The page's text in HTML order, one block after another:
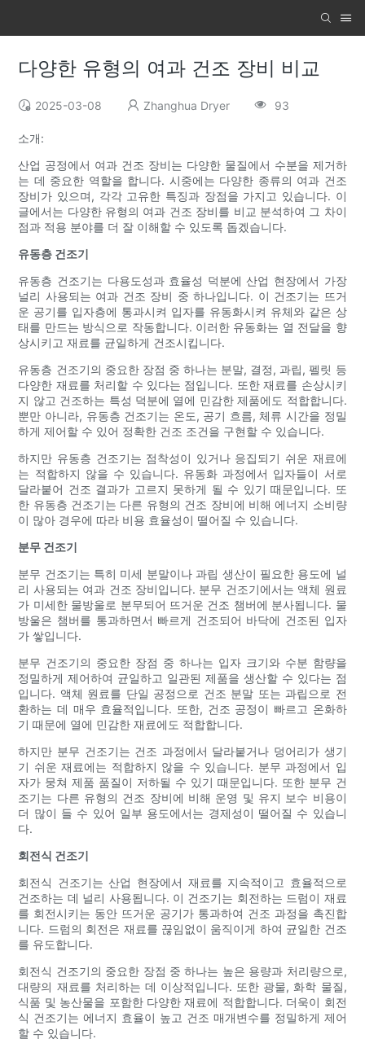
다양한 유형의 여과 건조 장비 비교
2025-03-08 Zhanghua Dryer 93
소개:
산업 공정에서 여과 건조 장비는 다양한 물질에서 수분을 제거하
는 데 중요한 역할을 합니다. 시중에는 다양한 종류의 여과 건조
장비가 있으며, 각각 고유한 특징과 장점을 가지고 있습니다. 이
글에서는 다양한 유형의 여과 건조 장비를 비교 분석하여 그 차이
점과 적용 분야를 더 잘 이해할 수 있도록 돕겠습니다.
유동층 건조기
유동층 건조기는 다용도성과 효율성 덕분에 산업 현장에서 가장
널리 사용되는 여과 건조 장비 중 하나입니다. 이 건조기는 뜨거
운 공기를 입자층에 통과시켜 입자를 유동화시켜 유체와 같은 상
태를 만드는 방식으로 작동합니다. 이러한 유동화는 열 전달을 향
상시키고 재료를 균일하게 건조시킵니다.
유동층 건조기의 중요한 장점 중 하나는 분말, 결정, 과립, 펠릿 등
다양한 재료를 처리할 수 있다는 점입니다. 또한 재료를 손상시키
지 않고 건조하는 특성 덕분에 열에 민감한 제품에도 적합합니다.
뿐만 아니라, 유동층 건조기는 온도, 공기 흐름, 체류 시간을 정밀
하게 제어할 수 있어 정확한 건조 조건을 구현할 수 있습니다.
하지만 유동층 건조기는 점착성이 있거나 응집되기 쉬운 재료에
는 적합하지 않을 수 있습니다. 유동화 과정에서 입자들이 서로
달라붙어 건조 결과가 고르지 못하게 될 수 있기 때문입니다. 또
한 유동층 건조기는 다른 유형의 건조 장비에 비해 에너지 소비량
이 많아 경우에 따라 비용 효율성이 떨어질 수 있습니다.
분무 건조기
분무 건조기는 특히 미세 분말이나 과립 생산이 필요한 용도에 널
리 사용되는 여과 건조 장비입니다. 분무 건조기에서는 액체 원료
가 미세한 물방울로 분무되어 뜨거운 건조 챔버에 분사됩니다. 물
방울은 챔버를 통과하면서 빠르게 건조되어 바닥에 건조된 입자
가 쌓입니다.
분무 건조기의 중요한 장점 중 하나는 입자 크기와 수분 함량을
정밀하게 제어하여 균일하고 일관된 제품을 생산할 수 있다는 점
입니다. 액체 원료를 단일 공정으로 건조 분말 또는 과립으로 전
환하는 데 매우 효율적입니다. 또한, 건조 공정이 빠르고 온화하
기 때문에 열에 민감한 재료에도 적합합니다.
하지만 분무 건조기는 건조 과정에서 달라붙거나 덩어리가 생기
기 쉬운 재료에는 적합하지 않을 수 있습니다. 분무 과정에서 입
자가 뭉쳐 제품 품질이 저하될 수 있기 때문입니다. 또한 분무 건
조기는 다른 유형의 건조 장비에 비해 운영 및 유지 보수 비용이
더 많이 들 수 있어 일부 용도에서는 경제성이 떨어질 수 있습니
다.
회전식 건조기
회전식 건조기는 산업 현장에서 재료를 지속적이고 효율적으로
건조하는 데 널리 사용됩니다. 이 건조기는 회전하는 드럼이 재료
를 회전시키는 동안 뜨거운 공기가 통과하여 건조 과정을 촉진합
니다. 드럼의 회전은 재료를 끊임없이 움직이게 하여 균일한 건조
를 유도합니다.
회전식 건조기의 중요한 장점 중 하나는 높은 용량과 처리량으로,
대량의 재료를 처리하는 데 이상적입니다. 또한 광물, 화학 물질,
식품 및 농산물을 포함한 다양한 재료에 적합합니다. 더욱이 회전
식 건조기는 에너지 효율이 높고 건조 매개변수를 정밀하게 제어
할 수 있습니다.